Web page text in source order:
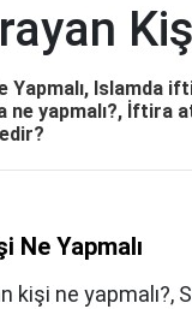
Yapmalı, Islamda
yapmalı?, İftira
Ne Yapmalı
ne yapmalı?,